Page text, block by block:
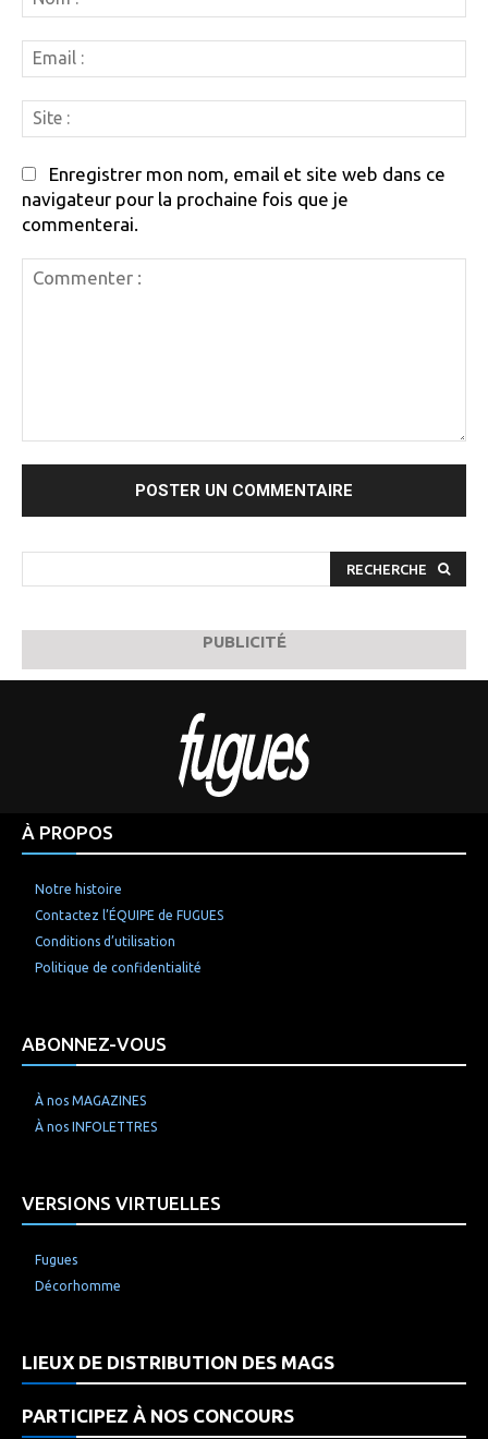
:
:
:
Enregistrer mon nom, email et site web dans ce
navigateur pour la prochaine fois que je
commenterai.
RECHERCHE
PUBLICITÉ
À PROPOS
Notre histoire
Contactez l’ÉQUIPE de FUGUES
Conditions d’utilisation
Politique de confidentialité
ABONNEZ-VOUS
À nos MAGAZINES
À nos INFOLETTRES
VERSIONS VIRTUELLES
Fugues
Décorhomme
LIEUX DE DISTRIBUTION DES MAGS
PARTICIPEZ À NOS CONCOURS